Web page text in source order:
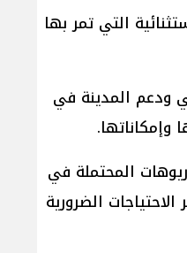
التي تمر بها
ودعم المدينة في
وإمكاناتها.
المحتملة في
الضرورية